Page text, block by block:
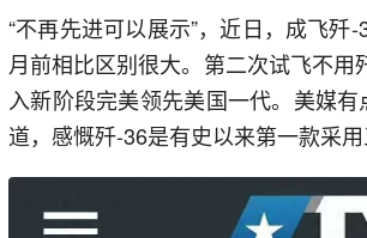
“不再先进可以展示”，近日，成飞
月前相比区别很大。第二次试飞不
入新阶段完美领先美国一代。美媒
道，感慨歼-36是有史以来第一款采用